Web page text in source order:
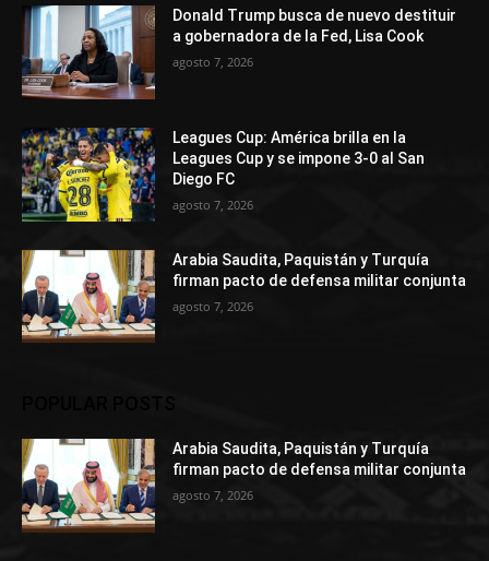
Donald Trump busca de nuevo destituir
a gobernadora de la Fed, Lisa Cook
agosto 7, 2026
Leagues Cup: América brilla en la
Leagues Cup y se impone 3-0 al San
Diego FC
agosto 7, 2026
Arabia Saudita, Paquistán y Turquía
firman pacto de defensa militar conjunta
agosto 7, 2026
Arabia Saudita, Paquistán y Turquía
firman pacto de defensa militar conjunta
agosto 7, 2026